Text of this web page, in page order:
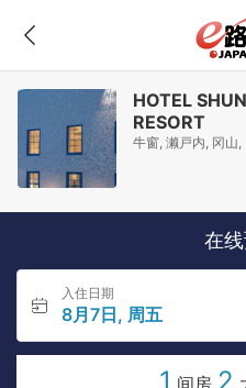
HOTEL
RESORT
牛窗, 濑戸内, 冈
在
入住日期
8月7日, 周五
1 间房 2